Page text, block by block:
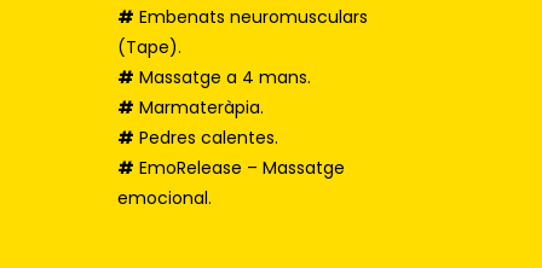
# Embenats neuromusculars
(Tape).
# Massatge a 4 mans.
# Marmateràpia.
# Pedres calentes.
# EmoRelease – Massatge
emocional.